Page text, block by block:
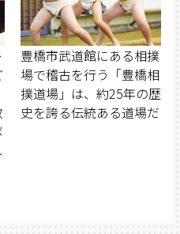
豊橋市武道館にある相撲
場で稽古を行う「豊橋相
撲道場」は、約25年の歴
史を誇る伝統ある道場だ